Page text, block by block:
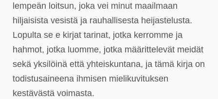
lempeän loitsun, joka vei minut maailmaan
hiljaisista vesistä ja rauhallisesta heijastelusta.
Lopulta se e kirjat​ tarinat, jotka kerromme ja
hahmot, jotka luomme, jotka määrittelevät meidät
sekä yksilöinä että yhteiskuntana, ja tämä kirja on
todistusaineena ihmisen mielikuvituksen
kestävästä voimasta.